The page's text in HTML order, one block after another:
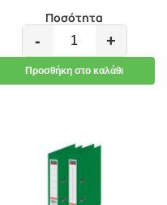
Ποσότητα
- +
Προσθήκη στο καλάθι